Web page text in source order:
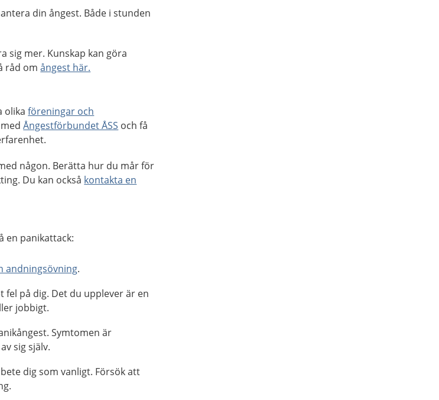
din ångest. Både i stunden
sig mer. Kunskap kan göra
råd omångest här.
olikaföreningar och
medÅngestförbundet ÅSS och få
någon. Berätta hur du mår för
Du kan också kontakta en
en panikattack:
andningsövning.
fel på dig. Det du upplever är en
jobbigt.
Symtomen är
sig själv.
dig som vanligt. Försök att